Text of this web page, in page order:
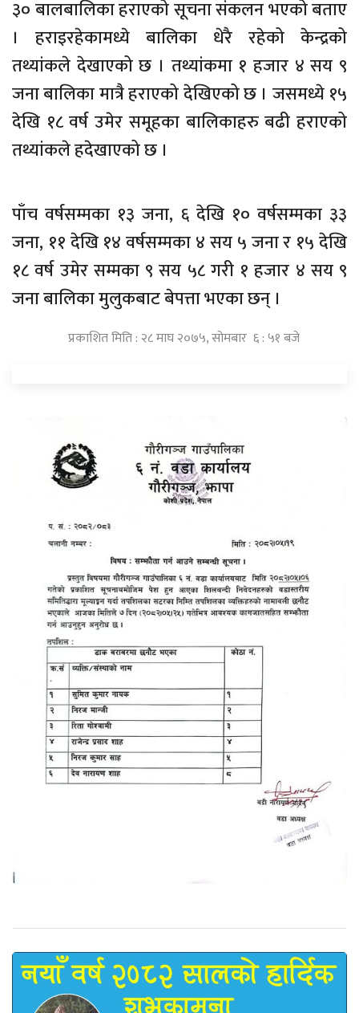
३० बालबालिका हराएको सूचना संकलन भएको बताए
। हराइरहेकामध्ये बालिका धेरै रहेको केन्द्रको
तथ्यांकले देखाएको छ । तथ्यांकमा १ हजार ४ सय ९
जना बालिका मात्रै हराएको देखिएको छ । जसमध्ये १५
देखि १८ वर्ष उमेर समूहका बालिकाहरु बढी हराएको
तथ्यांकले हदेखाएको छ ।
पाँच वर्षसम्मका १३ जना, ६ देखि १० वर्षसम्मका ३३
जना, ११ देखि १४ वर्षसम्मका ४ सय ५ जना र १५ देखि
१८ वर्ष उमेर सम्मका ९ सय ५८ गरी १ हजार ४ सय ९
जना बालिका मुलुकबाट बेपत्ता भएका छन् ।
प्रकाशित मिति : २८ माघ २०७५, सोमबार ६ : ५१ बजे